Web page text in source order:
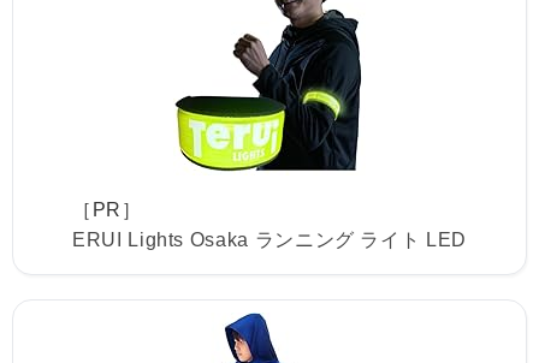
［PR］
ERUI Lights Osaka ランニング ライト LED